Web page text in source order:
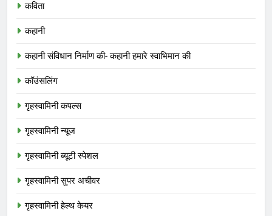
कविता
कहानी
कहानी संविधान निर्माण की- कहानी हमारे स्वाभिमान की
कॉउंसलिंग
गृहस्वामिनी कपल्स
गृहस्वामिनी न्यूज
गृहस्वामिनी ब्यूटी स्पेशल
गृहस्वामिनी सुपर अचीवर
गृहस्वामिनी हेल्थ केयर